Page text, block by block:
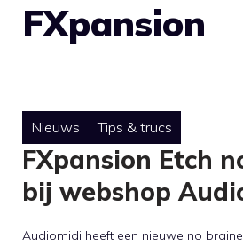
FXpansion
Nieuws Tips & trucs
FXpansion Etch
bij webshop
Audiomidi heeft een nieuwe no